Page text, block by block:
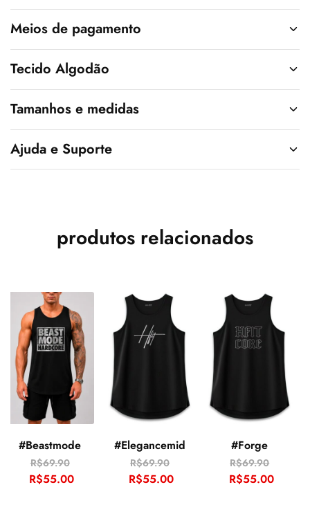
Meios de pagamento
Tecido Algodão
Tamanhos e medidas
Ajuda e Suporte
produtos relacionados
#Beastmode
R$69.90
R$55.00
#Elegancemid
R$69.90
R$55.00
#Forge
R$69.90
R$55.00